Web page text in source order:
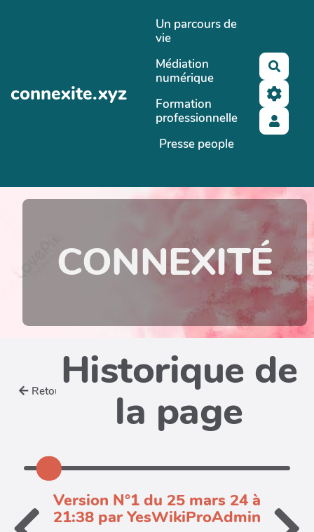
connexite.xyz
Un parcours de
vie
Médiation
numérique
Formation
professionnelle
Presse people
CONNEXITÉ
Retour Historique de
la page
Version N°1 du 25 mars 24 à
21:38 par YesWikiProAdmin